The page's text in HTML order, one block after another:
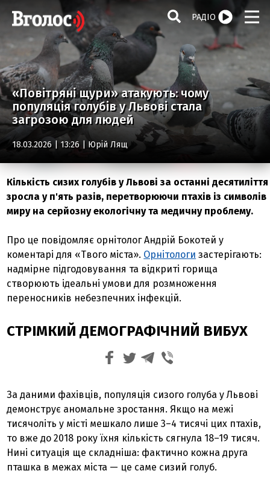
РАДІО
«Повітряні щури» атакують: чому
популяція голубів у Львові стала
загрозою для людей
18.03.2026 | 13:26 | Юрій Лящ
Кількість сизих голубів у Львові за останні десятиліття
зросла у п'ять разів, перетворюючи птахів із символів
миру на серйозну екологічну та медичну проблему.
Про це повідомляє орнітолог Андрій Бокотей у
коментарі для «Твого міста». Орнітологи застерігають:
надмірне підгодовування та відкриті горища
створюють ідеальні умови для розмноження
переносників небезпечних інфекцій.
СТРІМКИЙ ДЕМОГРАФІЧНИЙ ВИБУХ
За даними фахівців, популяція сизого голуба у Львові
демонструє аномальне зростання. Якщо на межі
тисячоліть у місті мешкало лише 3–4 тисячі цих птахів,
то вже до 2018 року їхня кількість сягнула 18–19 тисяч.
Нині ситуація ще складніша: фактично кожна друга
пташка в межах міста — це саме сизий голуб.